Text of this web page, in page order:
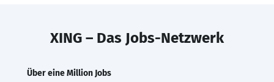
XING – Das Jobs-Netzwerk
Über eine Million Jobs